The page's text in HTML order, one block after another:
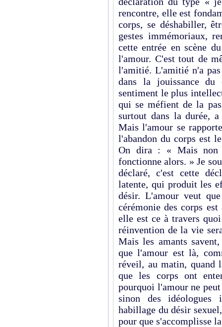
rencontre, elle est
corps, se déshabiller,
gestes immémoriaux,
cette entrée en scène
l'amour. C'est tout de
l'amitié. L'amitié n'a pas
dans la jouissance
sentiment le plus
qui se méfient de la
surtout dans la durée,
Mais l'amour se
l'abandon du corps est
On dira : « Mais
fonctionne alors. » Je
déclaré, c'est cette
latente, qui produit les
désir. L'amour veut
cérémonie des corps
elle est ce à travers
réinvention de la vie
Mais les amants
que l'amour est là,
réveil, au matin, quand
que les corps ont
pourquoi l'amour ne
sinon des idéologues
habillage du désir
pour que s'accomplisse